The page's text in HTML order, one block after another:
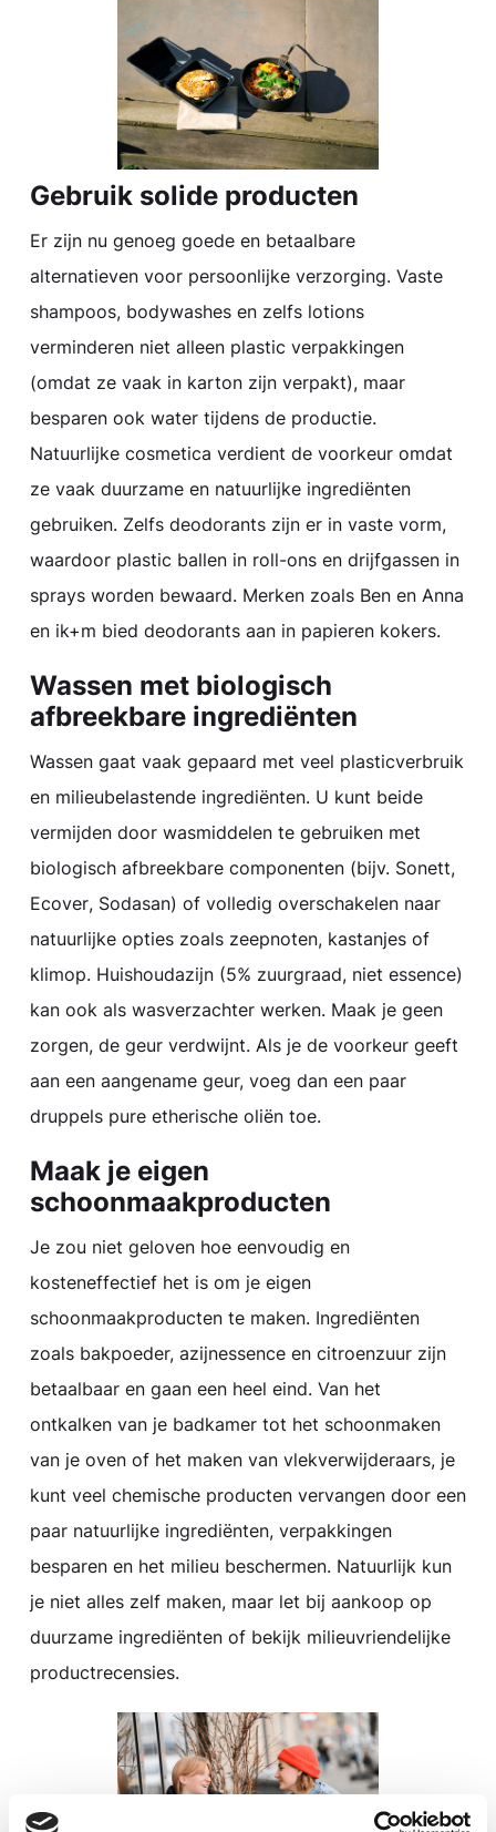
Gebruik solide producten
Er zijn nu genoeg goede en betaalbare
alternatieven voor persoonlijke verzorging. Vaste
shampoos, bodywashes en zelfs lotions
verminderen niet alleen plastic verpakkingen
(omdat ze vaak in karton zijn verpakt), maar
besparen ook water tijdens de productie.
Natuurlijke cosmetica verdient de voorkeur omdat
ze vaak duurzame en natuurlijke ingrediënten
gebruiken. Zelfs deodorants zijn er in vaste vorm,
waardoor plastic ballen in roll-ons en drijfgassen in
sprays worden bewaard. Merken zoals Ben en Anna
en ik+m bied deodorants aan in papieren kokers.
Wassen met biologisch
afbreekbare ingrediënten
Wassen gaat vaak gepaard met veel plasticverbruik
en milieubelastende ingrediënten. U kunt beide
vermijden door wasmiddelen te gebruiken met
biologisch afbreekbare componenten (bijv. Sonett,
Ecover, Sodasan) of volledig overschakelen naar
natuurlijke opties zoals zeepnoten, kastanjes of
klimop. Huishoudazijn (5% zuurgraad, niet essence)
kan ook als wasverzachter werken. Maak je geen
zorgen, de geur verdwijnt. Als je de voorkeur geeft
aan een aangename geur, voeg dan een paar
druppels pure etherische oliën toe.
Maak je eigen
schoonmaakproducten
Je zou niet geloven hoe eenvoudig en
kosteneffectief het is om je eigen
schoonmaakproducten te maken. Ingrediënten
zoals bakpoeder, azijnessence en citroenzuur zijn
betaalbaar en gaan een heel eind. Van het
ontkalken van je badkamer tot het schoonmaken
van je oven of het maken van vlekverwijderaars, je
kunt veel chemische producten vervangen door een
paar natuurlijke ingrediënten, verpakkingen
besparen en het milieu beschermen. Natuurlijk kun
je niet alles zelf maken, maar let bij aankoop op
duurzame ingrediënten of bekijk milieuvriendelijke
productrecensies.